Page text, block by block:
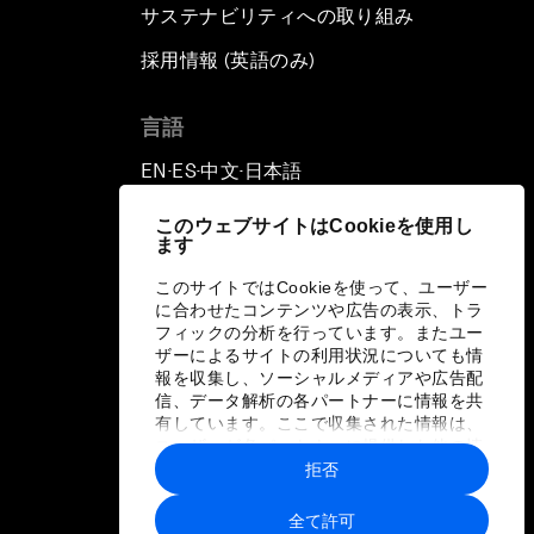
このウェブサイトはCookieを使用し
ます
このサイトではCookieを使って、ユーザー
に合わせたコンテンツや広告の表示、トラ
フィックの分析を行っています。またユー
ザーによるサイトの利用状況についても情
報を収集し、ソーシャルメディアや広告配
信、データ解析の各パートナーに情報を共
有しています。ここで収集された情報は、
ユーザーが各パートナーに提供した他の情
報や各パートナーのサービスを使用した際
に収集された情報と組み合わされ、各パー
トナーによって使用されることがありま
全て許可
拒否
サステナビリティへの取り組み
採用情報 (英語のみ)
言語
EN ▪ ES▪中文▪ 日本語